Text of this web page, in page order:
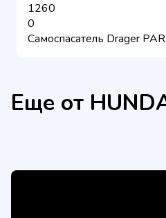
1260
0
​Самоспасатель Drаger
Еще от